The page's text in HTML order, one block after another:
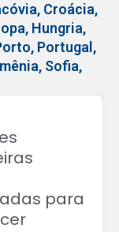
, Croácia,
, Hungria,
, Portugal ,
, Sofia,
para